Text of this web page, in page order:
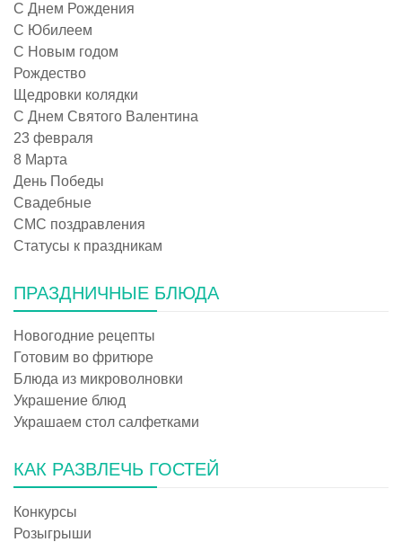
С Днем Рождения
С Юбилеем
С Новым годом
Рождество
Щедровки колядки
С Днем Святого Валентина
23 февраля
8 Марта
День Победы
Свадебные
СМС поздравления
Статусы к праздникам
ПРАЗДНИЧНЫЕ БЛЮДА
Новогодние рецепты
Готовим во фритюре
Блюда из микроволновки
Украшение блюд
Украшаем стол салфетками
КАК РАЗВЛЕЧЬ ГОСТЕЙ
Конкурсы
Розыгрыши